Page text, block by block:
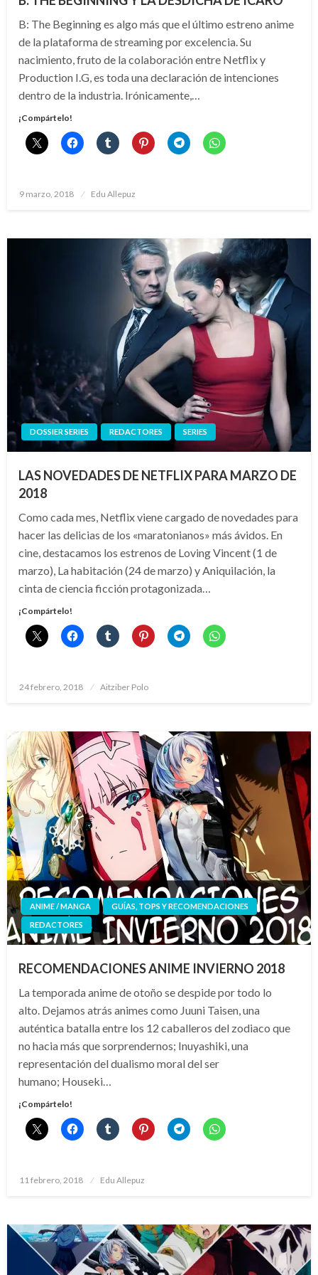
B: The Beginning es algo más que el último estreno anime
de la plataforma de streaming por excelencia. Su
nacimiento, fruto de la colaboración entre Netflix y
Production I.G, es toda una declaración de intenciones
dentro de la industria. Irónicamente,…
¡Compártelo!
Publicado
9 marzo, 2018 Edu Allepuz
DOSSIER SERIES REDACTORES SERIES
LAS NOVEDADES DE NETFLIX PARA MARZO DE
2018
Como cada mes, Netflix viene cargado de novedades para
hacer las delicias de los «maratonianos» más ávidos. En
cine, destacamos los estrenos de Loving Vincent (1 de
marzo), La habitación (24 de marzo) y Aniquilación, la
cinta de ciencia ficción protagonizada…
¡Compártelo!
Publicado
24 febrero, 2018 Aitziber Polo
ANIME / MANGA
GUÍAS, TOPS Y RECOMENDACIONES
REDACTORES
RECOMENDACIONES ANIME INVIERNO 2018
La temporada anime de otoño se despide por todo lo
alto. Dejamos atrás animes como Juuni Taisen, una
auténtica batalla entre los 12 caballeros del zodiaco que
no hacia más que sorprendernos; Inuyashiki, una
representación del dualismo moral del ser
humano; Houseki…
¡Compártelo!
Publicado
11 febrero, 2018 Edu Allepuz